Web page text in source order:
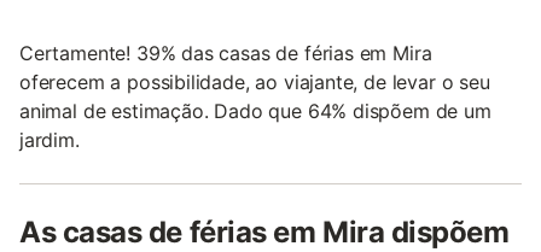
Certamente! 39% das casas de férias em Mira
oferecem a possibilidade, ao viajante, de levar o seu
animal de estimação. Dado que 64% dispõem de um
jardim.
As casas de férias em Mira dispõem